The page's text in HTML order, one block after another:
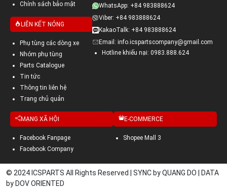
Chính sách bảo mật
LIÊN KẾT NÓNG
Phụ tùng các dòng xe
Nhóm phụ tùng
Parts Catalogue
Tin tức
Thông tin liên hệ
Trang chủ quản
WhatsApp: +84 983888624
Viber: +84 983888624
KakaoTalk: +84 983888624
Email: info.icspartscompany@gmail.com
Hotline khiếu nại: 0983.888.624
MẠNG XÃ HỘI
Facebook Fanpage
Facebook Company
E-COMMERCE
Shopee Mall 3
© 2024 ICSPARTS All Rights Reserved | SYNC by QUANG DO | DATA
by DOV ORIENTED